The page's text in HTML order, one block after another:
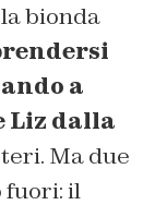
bionda
a
Liz dalla
Ma due
fuori: il